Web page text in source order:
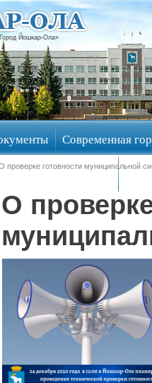
Йошкар-Ола»
Современная
обсуждения
проверке готовности муниципальной
О